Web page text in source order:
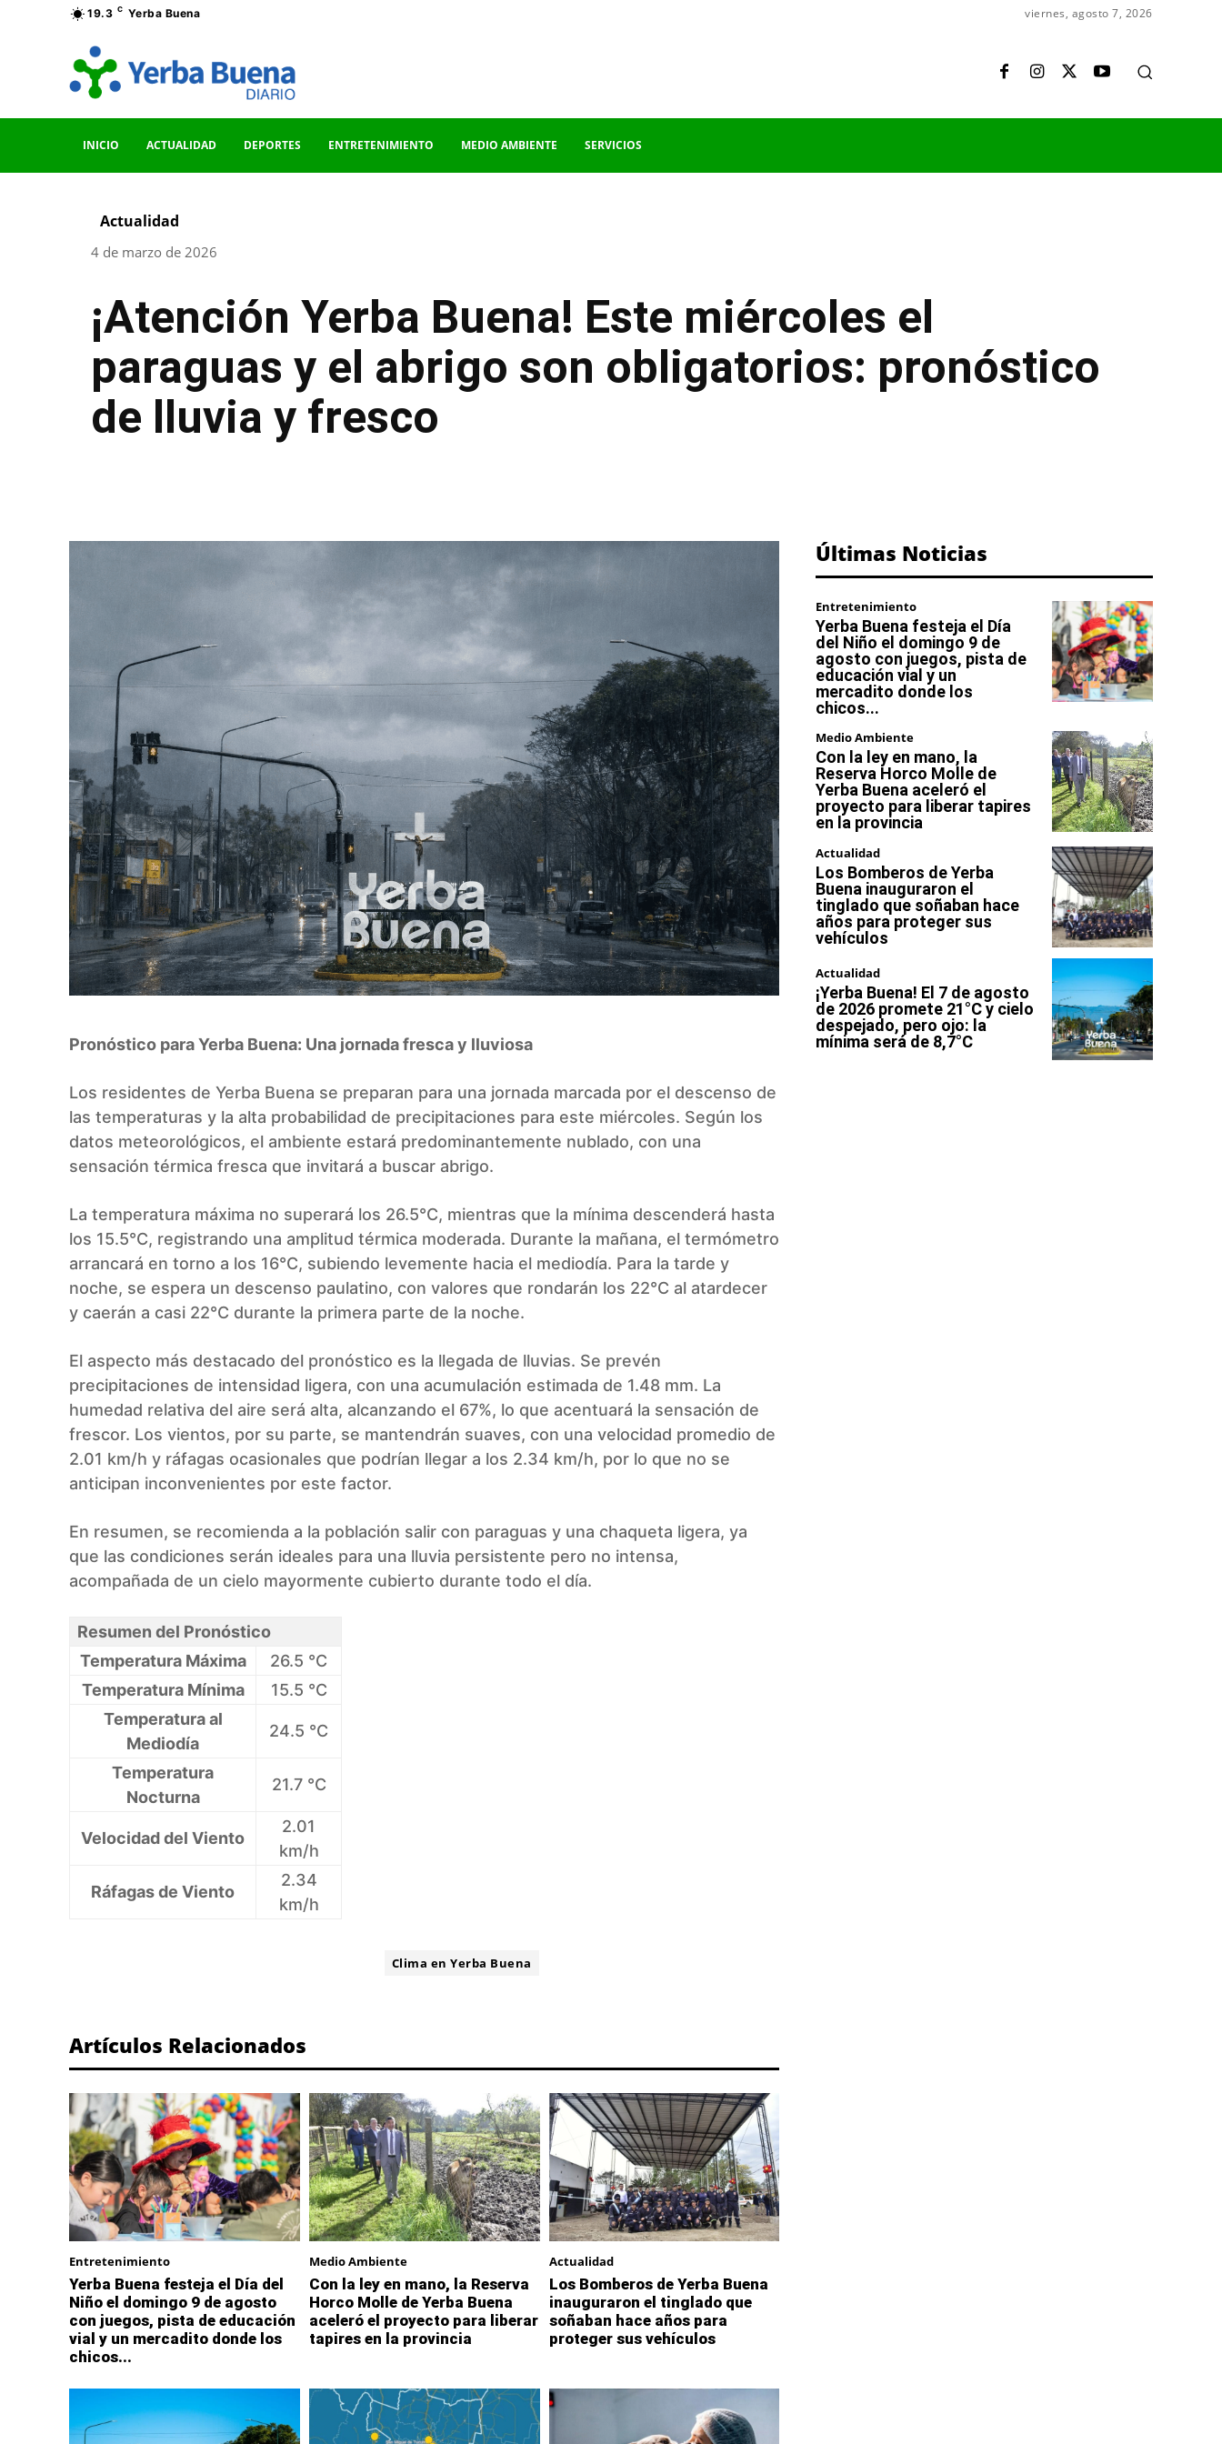
19.3 C Yerba Buena viernes, agosto 7, 2026
INICIO ACTUALIDAD DEPORTES ENTRETENIMIENTO MEDIO AMBIENTE SERVICIOS
Actualidad
4 de marzo de 2026
¡Atención Yerba Buena! Este miércoles el
paraguas y el abrigo son obligatorios: pronóstico
de lluvia y fresco
Pronóstico para Yerba Buena: Una jornada fresca y lluviosa
Los residentes de Yerba Buena se preparan para una jornada marcada por el descenso de
las temperaturas y la alta probabilidad de precipitaciones para este miércoles. Según los
datos meteorológicos, el ambiente estará predominantemente nublado, con una
sensación térmica fresca que invitará a buscar abrigo.
La temperatura máxima no superará los 26.5°C, mientras que la mínima descenderá hasta
los 15.5°C, registrando una amplitud térmica moderada. Durante la mañana, el termómetro
arrancará en torno a los 16°C, subiendo levemente hacia el mediodía. Para la tarde y
noche, se espera un descenso paulatino, con valores que rondarán los 22°C al atardecer
y caerán a casi 22°C durante la primera parte de la noche.
El aspecto más destacado del pronóstico es la llegada de lluvias. Se prevén
precipitaciones de intensidad ligera, con una acumulación estimada de 1.48 mm. La
humedad relativa del aire será alta, alcanzando el 67%, lo que acentuará la sensación de
frescor. Los vientos, por su parte, se mantendrán suaves, con una velocidad promedio de
2.01 km/h y ráfagas ocasionales que podrían llegar a los 2.34 km/h, por lo que no se
anticipan inconvenientes por este factor.
En resumen, se recomienda a la población salir con paraguas y una chaqueta ligera, ya
que las condiciones serán ideales para una lluvia persistente pero no intensa,
acompañada de un cielo mayormente cubierto durante todo el día.
Resumen del Pronóstico
Temperatura Máxima
26.5 °C
Temperatura Mínima
15.5 °C
Temperatura al
Mediodía
24.5 °C
Temperatura
Nocturna
21.7 °C
Velocidad del Viento
2.01
km/h
Ráfagas de Viento
2.34
km/h
Clima en Yerba Buena
Artículos Relacionados
Entretenimiento
Yerba Buena festeja el Día del
Niño el domingo 9 de agosto
con juegos, pista de educación
vial y un mercadito donde los
chicos...
Medio Ambiente
Con la ley en mano, la Reserva
Horco Molle de Yerba Buena
aceleró el proyecto para liberar
tapires en la provincia
Actualidad
Los Bomberos de Yerba Buena
inauguraron el tinglado que
soñaban hace años para
proteger sus vehículos
Últimas Noticias
Entretenimiento
Yerba Buena festeja el Día
del Niño el domingo 9 de
agosto con juegos, pista de
educación vial y un
mercadito donde los
chicos...
Medio Ambiente
Con la ley en mano, la
Reserva Horco Molle de
Yerba Buena aceleró el
proyecto para liberar tapires
en la provincia
Actualidad
Los Bomberos de Yerba
Buena inauguraron el
tinglado que soñaban hace
años para proteger sus
vehículos
Actualidad
¡Yerba Buena! El 7 de agosto
de 2026 promete 21°C y cielo
despejado, pero ojo: la
mínima será de 8,7°C